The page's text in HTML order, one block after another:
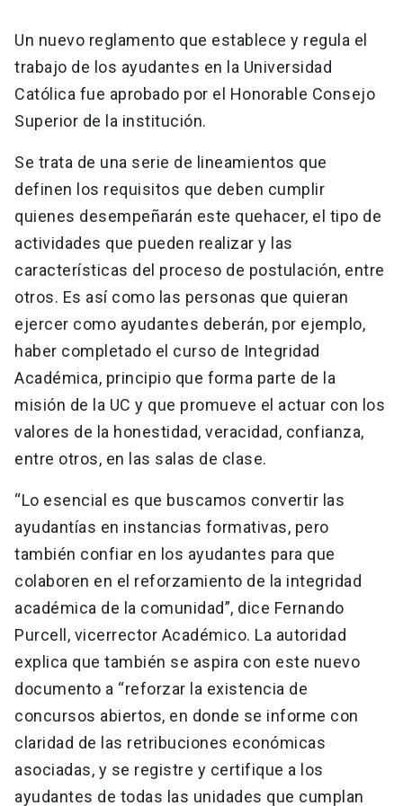
Un nuevo reglamento que establece y regula el
trabajo de los ayudantes en la Universidad
Católica fue aprobado por el Honorable Consejo
Superior de la institución.
Se trata de una serie de lineamientos que
definen los requisitos que deben cumplir
quienes desempeñarán este quehacer, el tipo de
actividades que pueden realizar y las
características del proceso de postulación, entre
otros. Es así como las personas que quieran
ejercer como ayudantes deberán, por ejemplo,
haber completado el curso de Integridad
Académica, principio que forma parte de la
misión de la UC y que promueve el actuar con los
valores de la honestidad, veracidad, confianza,
entre otros, en las salas de clase.
“Lo esencial es que buscamos convertir las
ayudantías en instancias formativas, pero
también confiar en los ayudantes para que
colaboren en el reforzamiento de la integridad
académica de la comunidad”, dice Fernando
Purcell, vicerrector Académico. La autoridad
explica que también se aspira con este nuevo
documento a “reforzar la existencia de
concursos abiertos, en donde se informe con
claridad de las retribuciones económicas
asociadas, y se registre y certifique a los
ayudantes de todas las unidades que cumplan